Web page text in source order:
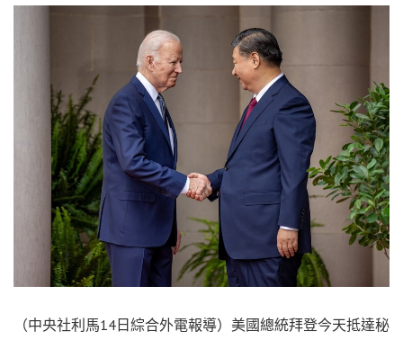
（中央社利馬14日綜合外電報導）美國總統拜登今天抵達秘